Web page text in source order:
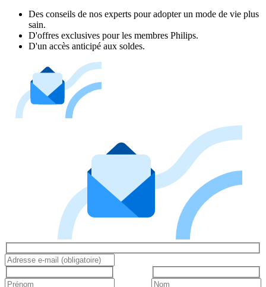
Des conseils de nos experts pour adopter un mode de vie plus
sain.
D'offres exclusives pour les membres Philips.
D'un accès anticipé aux soldes.